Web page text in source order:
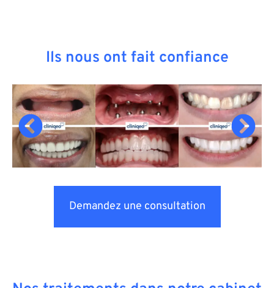
Ils nous ont fait confiance
Demandez une consultation